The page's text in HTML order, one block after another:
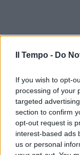
Il Tempo - Do
If you wish to opt-
processing of your
targeted
section to confirm
opt-out request is
interest-based ads
us or personal